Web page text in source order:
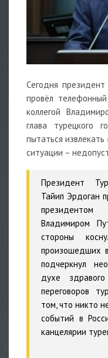
Сегодня
провёл
коллегой
глава турецкого
пытаться
ситуации –
Президент
Тайип Эрдоган
Владимиром
стороны
произошедших
подчеркнул
духе
переговоров
том, что никто
событий в
канцелярии